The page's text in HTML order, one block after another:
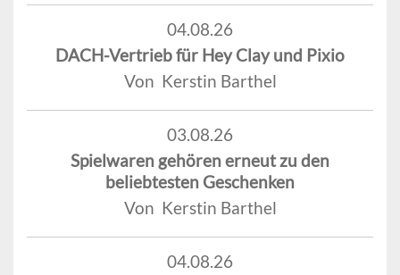
04.08.26
DACH-Vertrieb für Hey Clay und Pixio
Von Kerstin Barthel
03.08.26
Spielwaren gehören erneut zu den
beliebtesten Geschenken
Von Kerstin Barthel
04.08.26